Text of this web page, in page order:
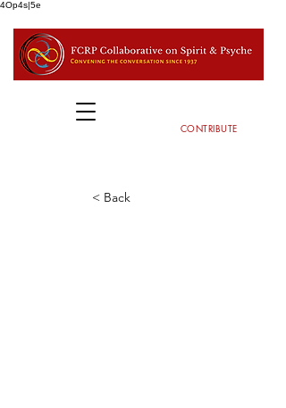
4Op4s|5e
CONTRIBUTE
< Back